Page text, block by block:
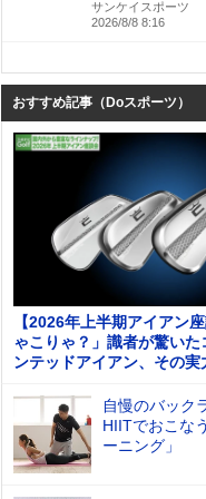
サンケイスポーツ
2026/8/8 8:16
おすすめ記事（Doスポーツ）
【2026年上半期アイアン
ゃこりゃ？」識者が驚いた
ンテッドアイアン、その実
自慢のバック
HIITでおこな
ーニング」